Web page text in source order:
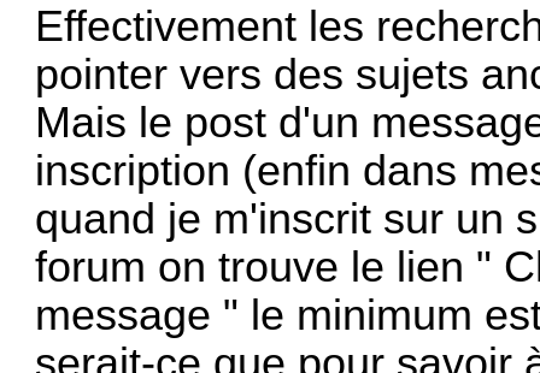
Effectivement les
pointer vers des sujets
Mais le post d'un
inscription (enfin dans
quand je m'inscrit sur un
forum on trouve le lien "
message " le minimum
serait-ce que pour savoir